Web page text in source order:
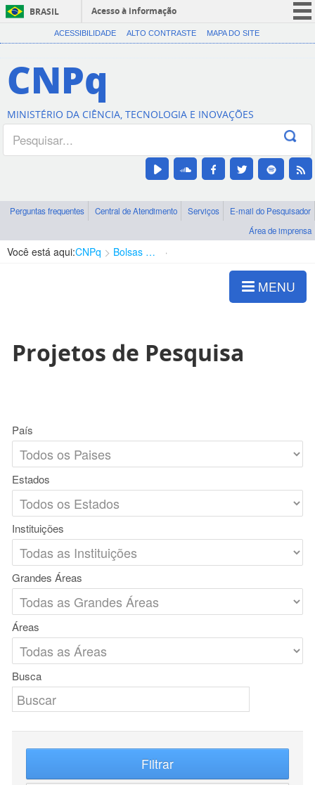
BRASIL
Acesso à informação
CORONAVÍRUS (COVID-19)
Canais
ACESSIBILIDADE ALTO CONTRASTE MAPA DO SITE
CNPq
MINISTÉRIO DA CIÊNCIA, TECNOLOGIA E INOVAÇÕES
Perguntas frequentes Central de Atendimento Serviços
E-mail do Pesquisador
Área de imprensa
Você está aqui:CNPq Bolsas e Auxílios Vigentes
MENU
Projetos de Pesquisa
País
Estados
Instituições
Grandes Áreas
Áreas
Busca
Filtrar